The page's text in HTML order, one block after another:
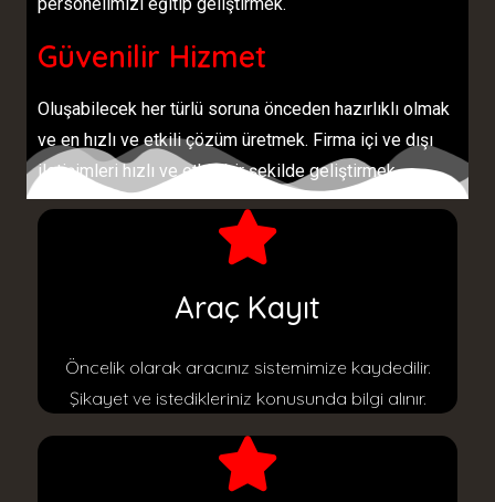
Güvenilir Hizmet
Oluşabilecek her türlü soruna önceden hazırlıklı olmak
ve en hızlı ve etkili çözüm üretmek. Firma içi ve dışı
iletişimleri hızlı ve etkili bir şekilde geliştirmek.
Araç Kayıt
Öncelik olarak aracınız sistemimize kaydedilir.
Şikayet ve istedikleriniz konusunda bilgi alınır.